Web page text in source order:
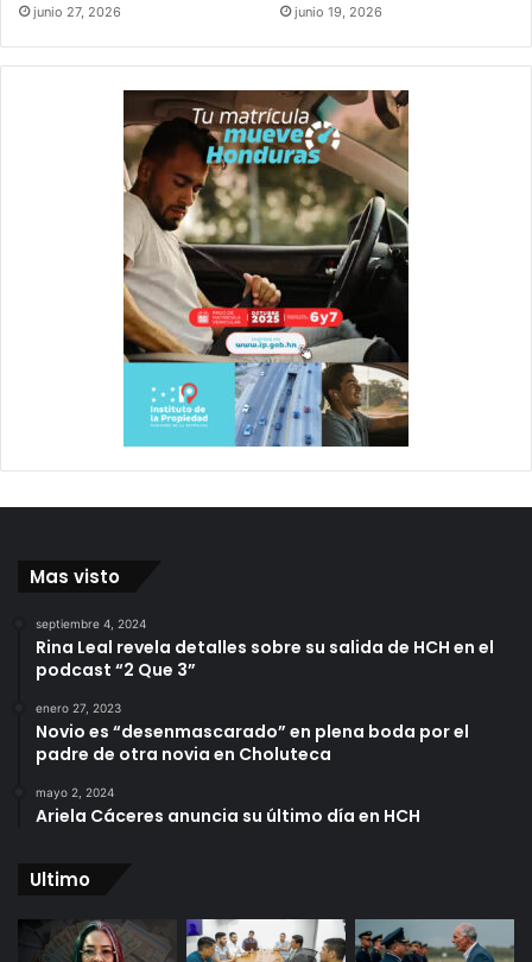
junio 27, 2026 junio 19, 2026
Mas visto
septiembre 4, 2024
Rina Leal revela detalles sobre su salida de HCH en el
podcast “2 Que 3”
enero 27, 2023
Novio es “desenmascarado” en plena boda por el
padre de otra novia en Choluteca
mayo 2, 2024
Ariela Cáceres anuncia su último día en HCH
Ultimo